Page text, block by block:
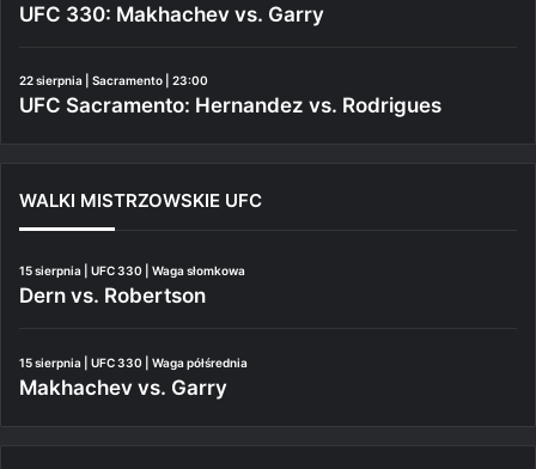
UFC 330: Makhachev vs. Garry
22 sierpnia | Sacramento | 23:00
UFC Sacramento: Hernandez vs. Rodrigues
WALKI MISTRZOWSKIE UFC
15 sierpnia | UFC 330 | Waga słomkowa
Dern vs. Robertson
15 sierpnia | UFC 330 | Waga półśrednia
Makhachev vs. Garry